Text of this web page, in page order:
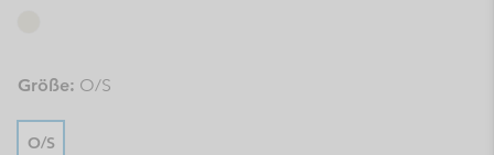
Größe: O/S
O/S